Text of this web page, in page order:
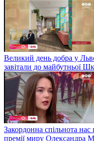
Великий день добра у
завітали до майбутньої
Закордонна спільнота нас
премії миру Олександра